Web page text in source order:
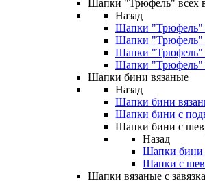
Шапки "Трюфель" всех
Назад
Шапки "Трюфель"
Шапки "Трюфель"
Шапки "Трюфель"
Шапки "Трюфель"
Шапки бини вязаные
Назад
Шапки бини
Шапки бини с
Шапки бини с
Назад
Шапки бини
Шапки с
Шапки вязаные с